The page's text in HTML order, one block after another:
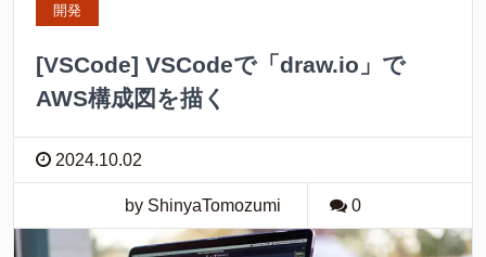
開発
[VSCode] VSCodeで「draw.io」で
AWS構成図を描く
2024.10.02
by ShinyaTomozumi 0